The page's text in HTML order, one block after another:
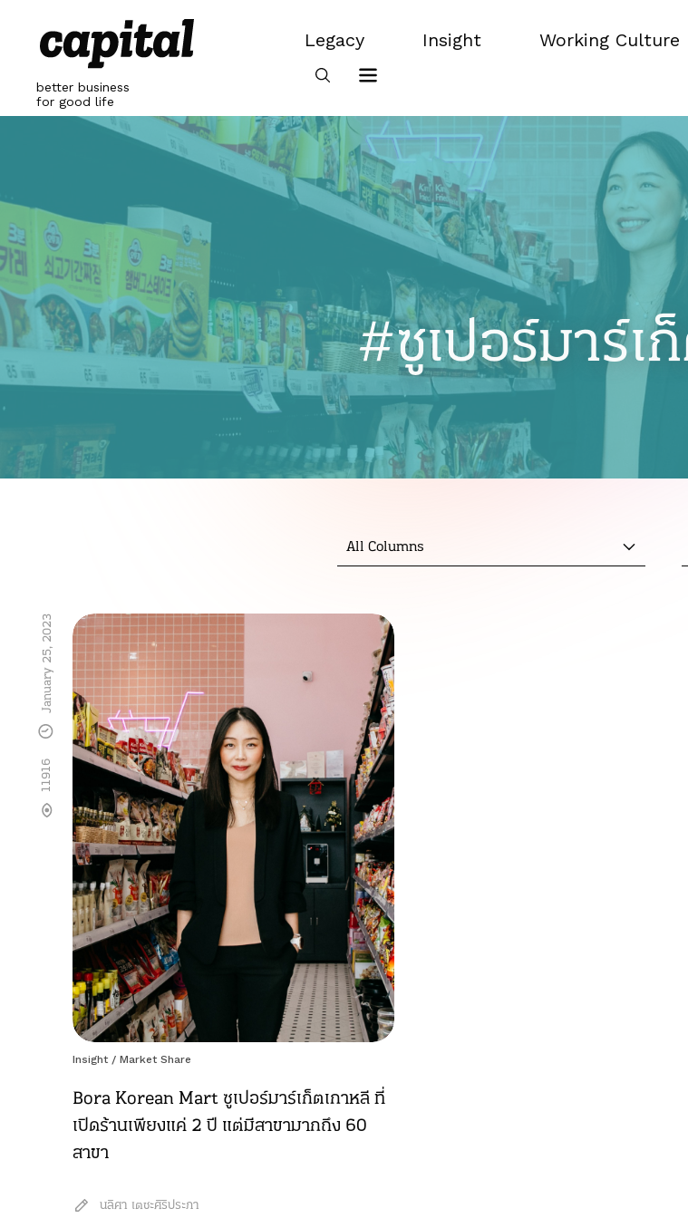
content
better business
for good life
Legacy
Legacy
Insight
Working Culture
#ซูเปอร์มาร์เ
All Columns
Insight / Market Share
Bora Korean Mart ซูเปอร์มาร์เก็ตเกาหลี ที่
เปิดร้านเพียงแค่ 2 ปี แต่มีสาขามากถึง 60
สาขา
นลิศา เตชะศิริประภา
11916
January 25, 2023